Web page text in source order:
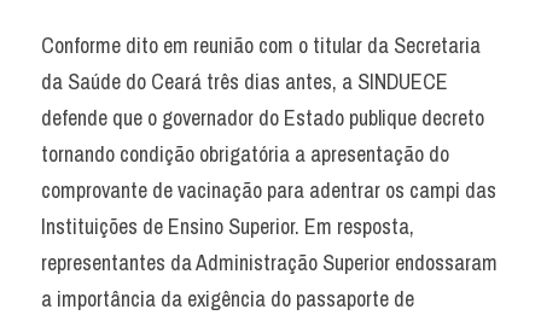
Conforme dito em reunião com o titular da Secretaria
da Saúde do Ceará três dias antes, a SINDUECE
defende que o governador do Estado publique decreto
tornando condição obrigatória a apresentação do
comprovante de vacinação para adentrar os campi das
Instituições de Ensino Superior. Em resposta,
representantes da Administração Superior endossaram
a importância da exigência do passaporte de